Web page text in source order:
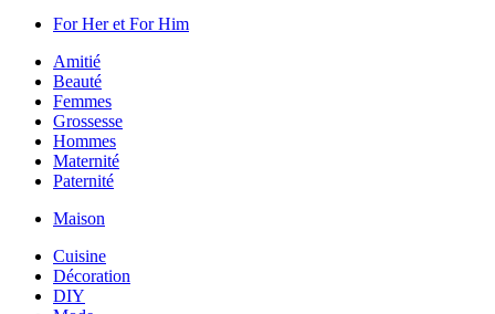
For Her et For Him
Amitié
Beauté
Femmes
Grossesse
Hommes
Maternité
Paternité
Maison
Cuisine
Décoration
DIY